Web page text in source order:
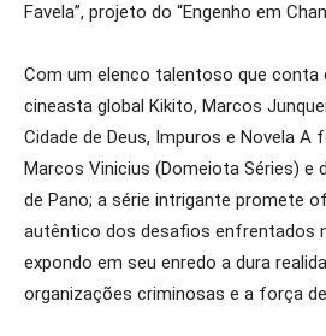
Favela”, projeto do “Engenho em
Com um elenco talentoso que conta
cineasta global Kikito, Marcos
Cidade de Deus, Impuros e Novela A
Marcos Vinicius (Domeiota Séries) e
de Pano; a série intrigante promete
autêntico dos desafios enfrentados
expondo em seu enredo a dura
organizações criminosas e a força